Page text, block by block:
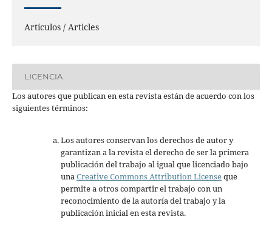
Artículos / Articles
LICENCIA
Los autores que publican en esta revista están de acuerdo con los
siguientes términos:
Los autores conservan los derechos de autor y
garantizan a la revista el derecho de ser la primera
publicación del trabajo al igual que licenciado bajo
unaCreative Commons Attribution Licenseque
permite a otros compartir el trabajo con un
reconocimiento de la autoría del trabajo y la
publicación inicial en esta revista.